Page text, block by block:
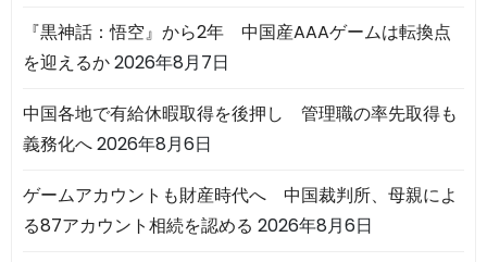
『黒神話：悟空』から2年 中国産AAAゲームは転換点
を迎えるか2026年8月7日
中国各地で有給休暇取得を後押し 管理職の率先取得も
義務化へ2026年8月6日
ゲームアカウントも財産時代へ 中国裁判所、母親によ
る87アカウント相続を認める 2026年8月6日